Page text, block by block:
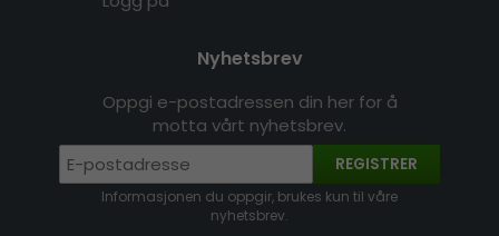
Nyhetsbrev
Oppgi e-postadressen din her for å
motta vårt nyhetsbrev.
REGISTRER
Informasjonen du oppgir, brukes kun til våre
nyhetsbrev.